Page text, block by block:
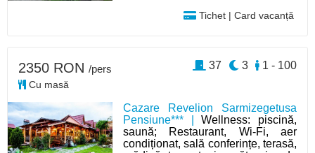
Tichet | Card vacanță
Cazare Revelion Sarmizegetusa
Pensiune*** |Wellness: piscină,
saună; Restaurant, Wi-Fi, aer
condiționat, sală conferințe, terasă,
2350 RON /pers
Cu masă
1 - 100
3
37